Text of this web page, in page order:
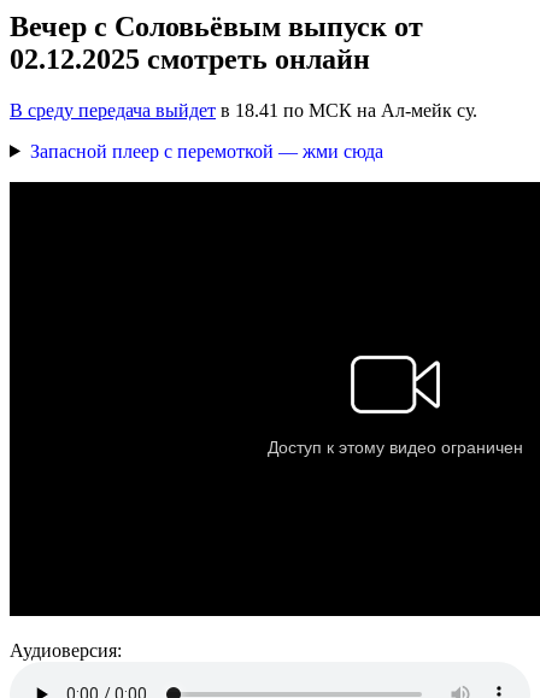
Вечер с Соловьёвым выпуск от
02.12.2025 смотреть онлайн
В среду передача выйдет в 18.41 по МСК на Ал-мейк су.
Запасной плеер с перемоткой — жми сюда
Аудиоверсия: